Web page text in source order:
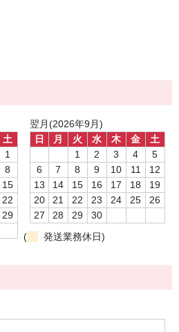
土
1
8
15
22
29
翌月(2026年9月)
日
月 火 水 木 金
土
1
2 3 4
5
6
7 8 9 10 11
12
13
14 15 16 17 18
19
20
21 22 23 24 25
26
27
28 29
30
(
発送業務休日)